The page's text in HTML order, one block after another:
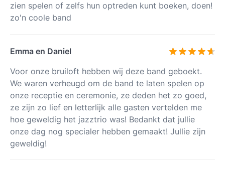
zien spelen of zelfs hun optreden kunt boeken, doen!
zo'n coole band
Emma en Daniel
Voor onze bruiloft hebben wij deze band geboekt.
We waren verheugd om de band te laten spelen op
onze receptie en ceremonie, ze deden het zo goed,
ze zijn zo lief en letterlijk alle gasten vertelden me
hoe geweldig het jazztrio was! Bedankt dat jullie
onze dag nog specialer hebben gemaakt! Jullie zijn
geweldig!